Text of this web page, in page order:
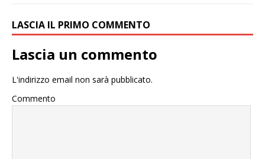
LASCIA IL PRIMO COMMENTO
Lascia un commento
L'indirizzo email non sarà pubblicato.
Commento